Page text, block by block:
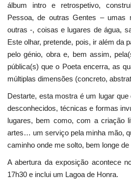
álbum intro e retrospetivo,
Pessoa, de outras Gentes – umas
outras -, coisas e lugares de água,
Este olhar, pretende, pois, ir além da
pelo génio, obra e, bem assim,
pública(s) que o Poeta encerra, as
múltiplas dimensões (concreto,
Destarte, esta mostra é um lugar
desconhecidos, técnicas e formas
lugares, bem como, com a criação
artes… um serviço pela minha mão,
caminho onde me solto, bem longe
A abertura da exposição acontece
17h30 e inclui um Lagoa de Honra.